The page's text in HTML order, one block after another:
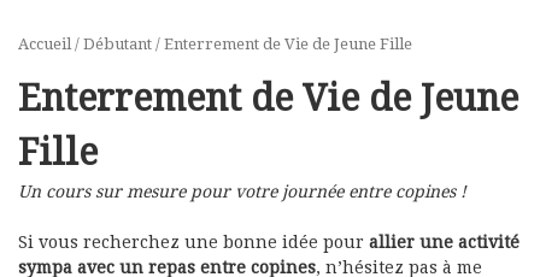
Accueil/ Débutant / Enterrement de Vie de Jeune Fille
Enterrement de Vie de Jeune
Fille
Un cours sur mesure pour votre journée entre copines !
Si vous recherchez une bonne idée pour allier une activité
sympa avec un repas entre copines, n’hésitez pas à me